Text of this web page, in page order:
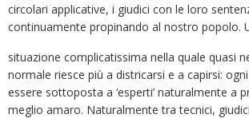
circolari applicative, i giudici con le loro
continuamente propinando al nostro popolo.
situazione complicatissima nella quale quasi
normale riesce più a districarsi e a capirsi:
essere sottoposta a ‘esperti’ naturalmente a
meglio amaro. Naturalmente tra tecnici,